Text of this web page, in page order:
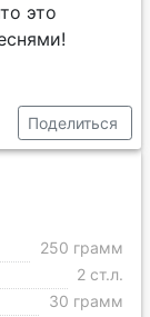
это
Поделиться
250 грамм
2 ст.л.
30 грамм